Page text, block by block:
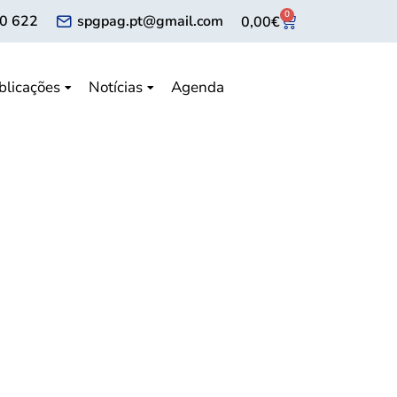
622 spgpag.pt@gmail.com 0,00€ 0
Notícias Agenda